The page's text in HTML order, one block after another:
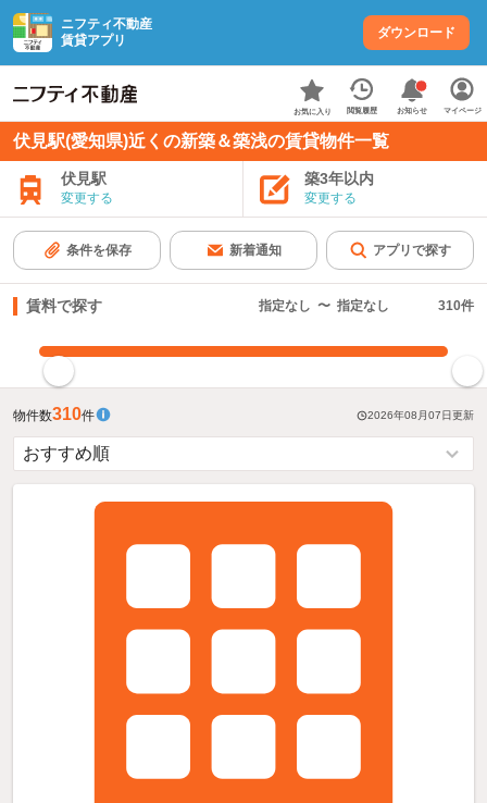
ニフティ不動産
賃貸アプリ
ダウンロード
お気に入り 閲覧履歴 お知らせ マイページ
伏見駅(愛知県)近くの新築＆築浅の賃貸物件一覧
伏見駅
変更する
築3年以内
変更する
条件を保存 新着通知 アプリで探す
賃料で探す 指定なし 〜 指定なし 310件
物件数310件 2026年08月07日更新